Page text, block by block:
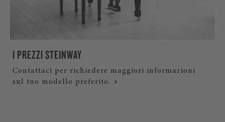
I PREZZI STEINWAY
Contattaci per richiedere maggiori informazioni
sul tuo modello preferito.